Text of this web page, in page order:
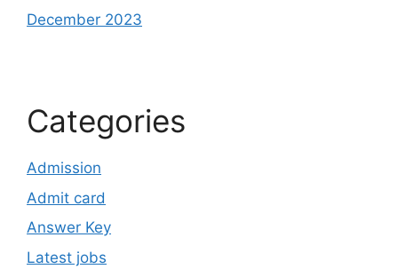
December 2023
Categories
Admission
Admit card
Answer Key
Latest jobs